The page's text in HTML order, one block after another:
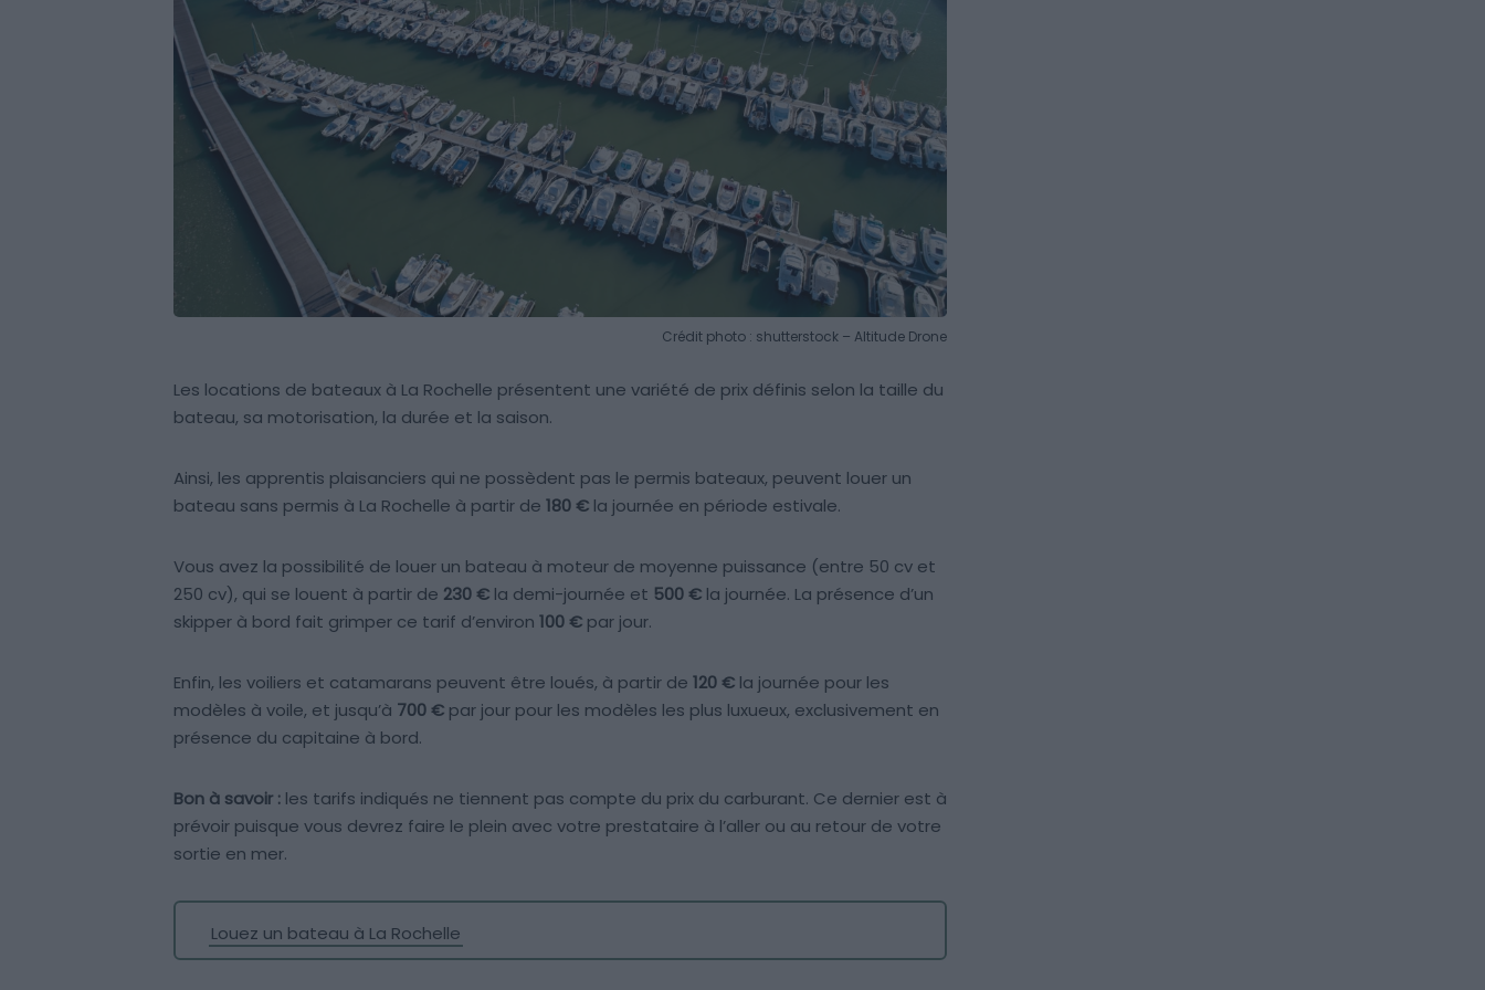
Crédit photo : shutterstock – Altitude Drone
Les locations de bateaux à La Rochelle présentent une variété de prix définis selon la taille du
bateau, sa motorisation, la durée et la saison.
Ainsi, les apprentis plaisanciers qui ne possèdent pas le permis bateaux, peuvent louer un
bateau sans permis à La Rochelle à partir de 180 € la journée en période estivale.
Vous avez la possibilité de louer un bateau à moteur de moyenne puissance (entre 50 cv et
250 cv), qui se louent à partir de 230 € la demi-journée et 500 € la journée. La présence d’un
skipper à bord fait grimper ce tarif d’environ 100 € par jour.
Enfin, les voiliers et catamarans peuvent être loués, à partir de 120 € la journée pour les
modèles à voile, et jusqu’à 700 € par jour pour les modèles les plus luxueux, exclusivement en
présence du capitaine à bord.
Bon à savoir : les tarifs indiqués ne tiennent pas compte du prix du carburant. Ce dernier est à
prévoir puisque vous devrez faire le plein avec votre prestataire à l’aller ou au retour de votre
sortie en mer.
Louez un bateau à La Rochelle